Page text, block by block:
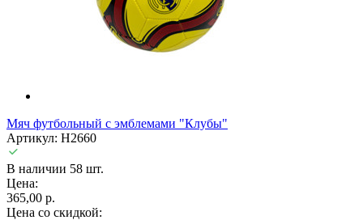
Мяч футбольный с эмблемами "Клубы"
Артикул: H2660
В наличии 58 шт.
Цена:
365,00 р.
Цена со скидкой: